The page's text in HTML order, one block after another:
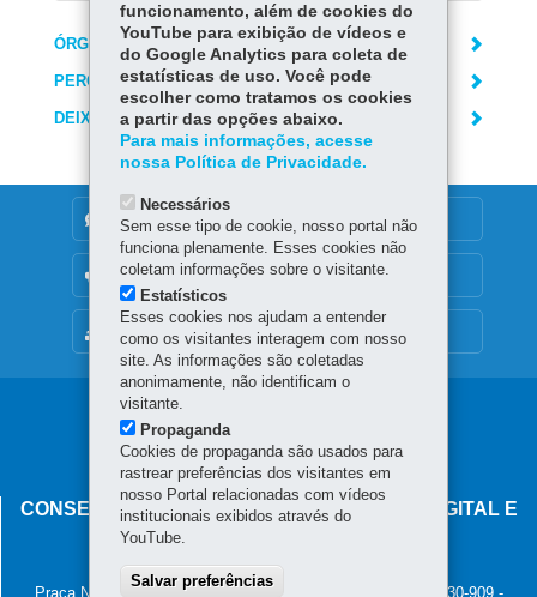
ÓRGÃO RESPONSÁVEL
PERGUNTAS FREQUENTES
DEIXE SUA OPINIÃO
MAPA DO SITE
DENUNCIE CORRUPÇÃO
OUVIDORIA
Navegação
principal
CONSELHO ESTADUAL DE GOVERNANÇA DIGITAL E
SEGURANÇA DA INFORMAÇÃO
Palácio Iguaçu
Praça Nossa Senhora de Salette, s/n - Centro Cívico
80.530-909 -
funcionamento, além de cookies do
YouTube para exibição de vídeos e
do Google Analytics para coleta de
estatísticas de uso. Você pode
escolher como tratamos os cookies
a partir das opções abaixo.
Para mais informações, acesse
nossa Política de Privacidade.
Necessários
Sem esse tipo de cookie, nosso portal não
funciona plenamente. Esses cookies não
coletam informações sobre o visitante.
Estatísticos
Esses cookies nos ajudam a entender
como os visitantes interagem com nosso
site. As informações são coletadas
anonimamente, não identificam o
visitante.
Propaganda
Cookies de propaganda são usados para
rastrear preferências dos visitantes em
nosso Portal relacionadas com vídeos
institucionais exibidos através do
YouTube.
Salvar preferências